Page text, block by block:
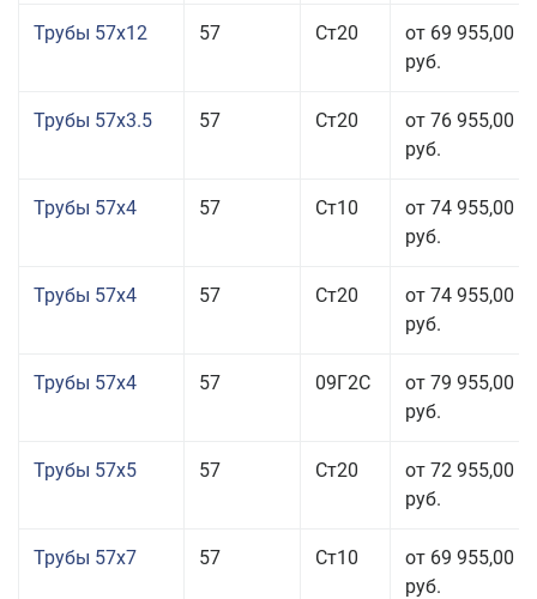
Трубы 57x12 57 Ст20
от 69 955,00
руб.
Трубы 57x3.5 57 Ст20
от 76 955,00
руб.
Трубы 57x4 57 Ст10
от 74 955,00
руб.
Трубы 57x4 57 Ст20
от 74 955,00
руб.
Трубы 57x4 57 09Г2С
от 79 955,00
руб.
Трубы 57x5 57 Ст20
от 72 955,00
руб.
Трубы 57x7 57 Ст10
от 69 955,00
руб.